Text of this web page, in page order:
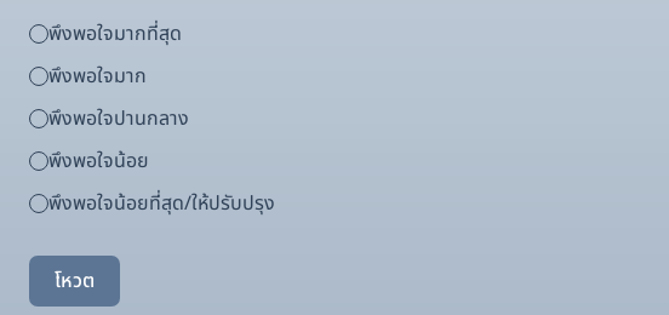
พึงพอใจมากที่สุด
พึงพอใจมาก
พึงพอใจปานกลาง
พึงพอใจน้อย
พึงพอใจน้อยที่สุด/ให้ปรับปรุง
โหวต